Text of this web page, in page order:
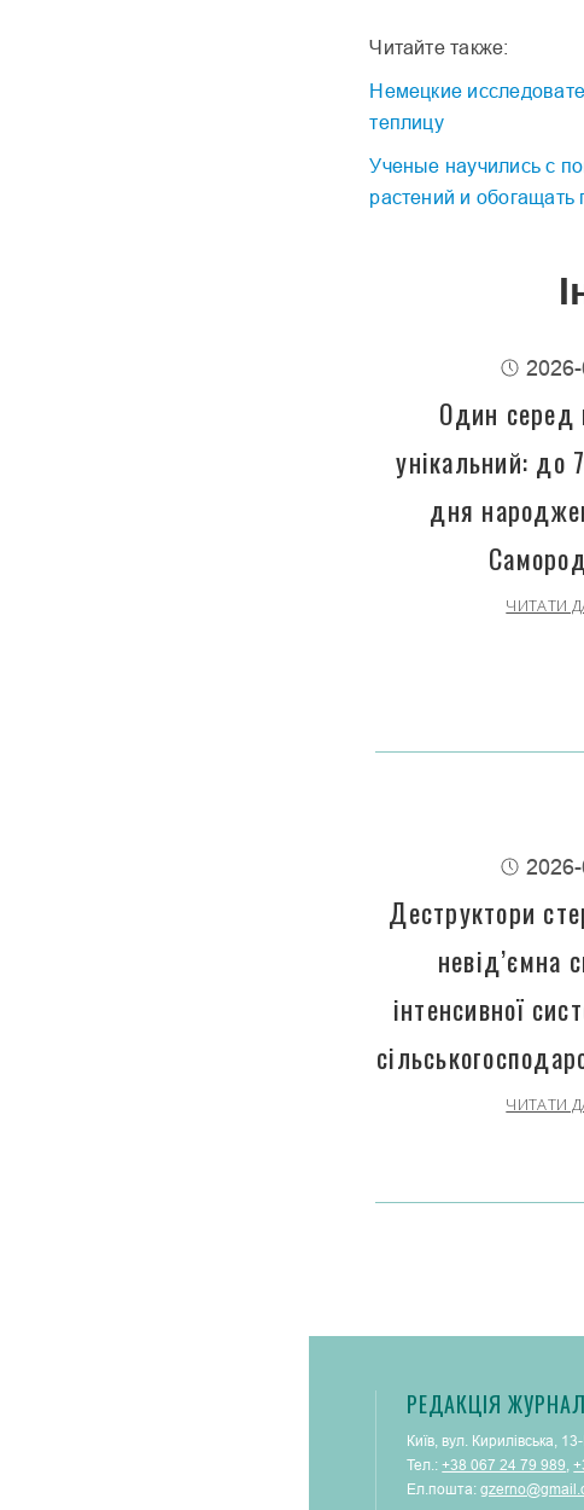
Читайте также:
Немецкие
теплицу
Ученые научились с
растений и обогащать
Один серед
унікальний: до
дня
ЧИТАТИ
Деструктори
невід’ємна
інтенсивної
ЧИТАТИ
РЕДАКЦІЯ
Київ, вул. Кирилівська,
Тел.:+38 067 24 79 989 ,
Ел.пошта: